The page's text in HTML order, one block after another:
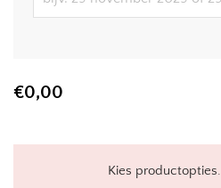
€0,00
Kies productopties.